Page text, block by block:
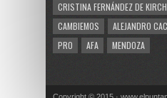
CRISTINA FERNÁNDEZ DE
CAMBIEMOS
ALEJANDRO
PRO
AFA MENDOZA